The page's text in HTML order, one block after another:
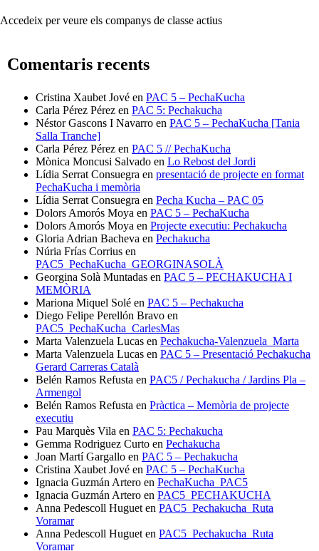
Accedeix per veure els companys de classe actius
Comentaris recents
Cristina Xaubet Jové en PAC 5 – PechaKucha
Carla Pérez Pérez en PAC 5: Pechakucha
Néstor Gascons I Navarro en PAC 5 – PechaKucha [Tania
Salla Tranche]
Carla Pérez Pérez en PAC 5 // PechaKucha
Mònica Moncusi Salvado en Lo Rebost del Jordi
Lídia Serrat Consuegra en presentació de projecte en format
PechaKucha i memòria
Lídia Serrat Consuegra en Pecha Kucha – PAC 05
Dolors Amorós Moya en PAC 5 – PechaKucha
Dolors Amorós Moya en Projecte executiu: Pechakucha
Gloria Adrian Bacheva en Pechakucha
Núria Frías Corrius en
PAC5_PechaKucha_GEORGINASOLÀ
Georgina Solà Muntadas en PAC 5 – PECHAKUCHA I
MEMÒRIA
Mariona Miquel Solé en PAC 5 – Pechakucha
Diego Felipe Perellón Bravo en
PAC5_PechaKucha_CarlesMas
Marta Valenzuela Lucas en Pechakucha-Valenzuela_Marta
Marta Valenzuela Lucas en PAC 5 – Presentació Pechakucha
Gerard Carreras Català
Belén Ramos Refusta en PAC5 / Pechakucha / Jardins Pla –
Armengol
Belén Ramos Refusta en Pràctica – Memòria de projecte
executiu
Pau Marquès Vila en PAC 5: Pechakucha
Gemma Rodriguez Curto en Pechakucha
Joan Martí Gargallo en PAC 5 – Pechakucha
Cristina Xaubet Jové en PAC 5 – PechaKucha
Ignacia Guzmán Artero en PechaKucha_PAC5
Ignacia Guzmán Artero en PAC5_PECHAKUCHA
Anna Pedescoll Huguet en PAC5_Pechakucha_Ruta
Voramar
Anna Pedescoll Huguet en PAC5_Pechakucha_Ruta
Voramar